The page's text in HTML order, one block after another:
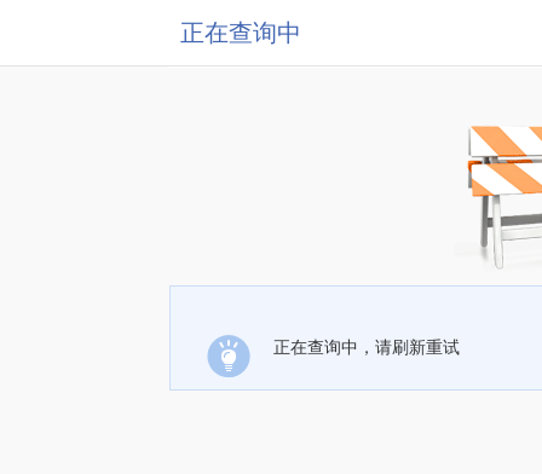
正在查询中
正在查询中，请刷新重试